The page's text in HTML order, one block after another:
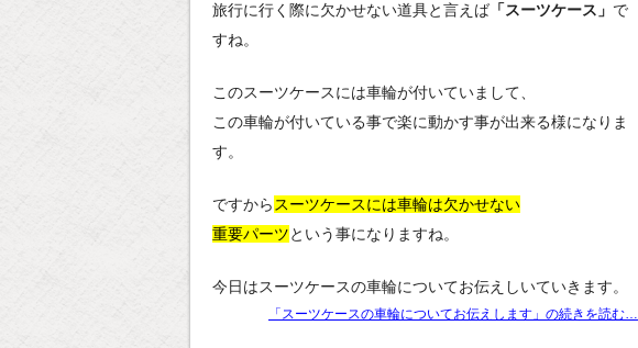
旅行に行く際に欠かせない道具と言えば 「スーツケース」 で
すね。
このスーツケースには車輪が付いていまして、
この車輪が付いている事で楽に動かす事が出来る様になりま
す。
ですから スーツケースには車輪は欠かせない
重要パーツという事になりますね。
今日はスーツケースの車輪についてお伝えしいていきます。
「スーツケースの車輪についてお伝えします」の続きを読む…